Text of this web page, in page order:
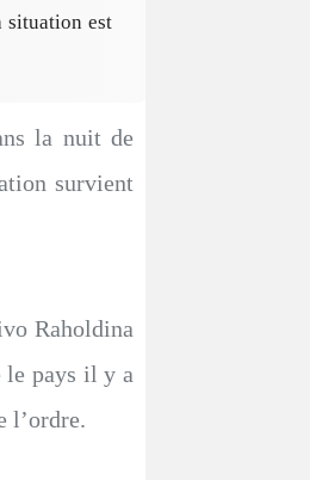
situation est
la nuit de
survient
Raholdina
le pays il y a
l’ordre.